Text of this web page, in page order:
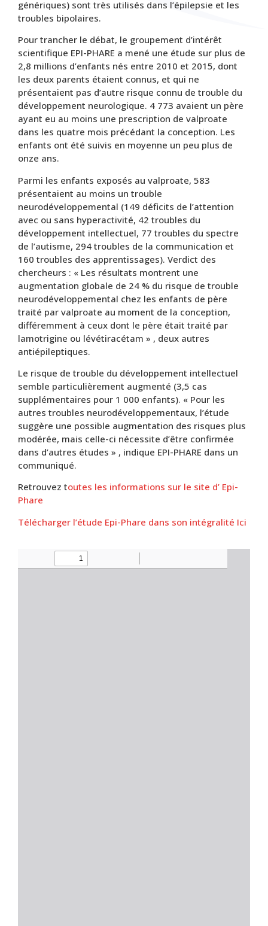
génériques) sont très utilisés dans l’épilepsie et les
troubles bipolaires.
Pour trancher le débat, le groupement d’intérêt
scientifique EPI-PHARE a mené une étude sur plus de
2,8 millions d’enfants nés entre 2010 et 2015, dont
les deux parents étaient connus, et qui ne
présentaient pas d’autre risque connu de trouble du
développement neurologique. 4 773 avaient un père
ayant eu au moins une prescription de valproate
dans les quatre mois précédant la conception. Les
enfants ont été suivis en moyenne un peu plus de
onze ans.
Parmi les enfants exposés au valproate, 583
présentaient au moins un trouble
neurodéveloppemental (149 déficits de l’attention
avec ou sans hyperactivité, 42 troubles du
développement intellectuel, 77 troubles du spectre
de l’autisme, 294 troubles de la communication et
160 troubles des apprentissages). Verdict des
chercheurs : « Les résultats montrent une
augmentation globale de 24 % du risque de trouble
neurodéveloppemental chez les enfants de père
traité par valproate au moment de la conception,
différemment à ceux dont le père était traité par
lamotrigine ou lévétiracétam » , deux autres
antiépileptiques.
Le risque de trouble du développement intellectuel
semble particulièrement augmenté (3,5 cas
supplémentaires pour 1 000 enfants). « Pour les
autres troubles neurodéveloppementaux, l’étude
suggère une possible augmentation des risques plus
modérée, mais celle-ci nécessite d’être confirmée
dans d’autres études » , indique EPI-PHARE dans un
communiqué.
Retrouvez toutes les informations sur le site d’ Epi-
Phare
Télécharger l’étude Epi-Phare dans son intégralité Ici